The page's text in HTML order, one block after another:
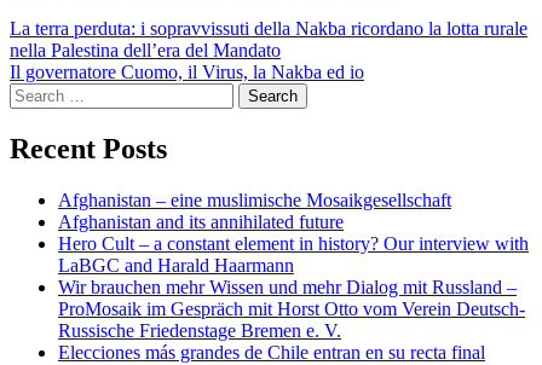
Post
navigation
La terra perduta: i sopravvissuti della Nakba ricordano la lotta rurale
nella Palestina dell’era del Mandato
Il governatore Cuomo, il Virus, la Nakba ed io
Search
for:
Recent Posts
Afghanistan – eine muslimische Mosaikgesellschaft
Afghanistan and its annihilated future
Hero Cult – a constant element in history? Our interview with
LaBGC and Harald Haarmann
Wir brauchen mehr Wissen und mehr Dialog mit Russland –
ProMosaik im Gespräch mit Horst Otto vom Verein Deutsch-
Russische Friedenstage Bremen e. V.
Elecciones más grandes de Chile entran en su recta final